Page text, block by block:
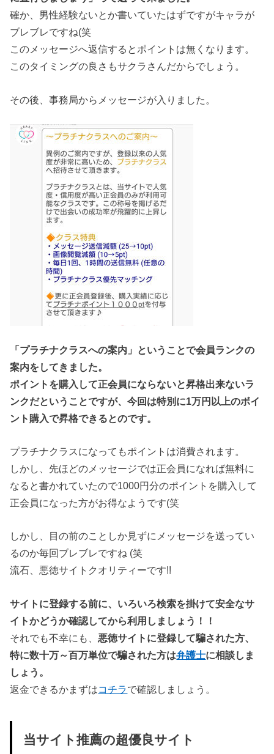
確か、男性経験ないとか書いていたはずですがキャラが
ブレブレですね(笑
このメッセージへ返信するとポイントは無くなります。
このタイミングの良さもサクラさんだからでしょう。
その後、事務局からメッセージが入りました。
「プラチナクラスへの案内」ということで会員ランクの
案内をしてきました。
ポイントを購入して正会員にならないと昇格出来ないラ
ンクだということですが、今回は特別に1万円以上のボイ
ント購入で昇格できるとのです。
プラチナクラスになってもポイントは消費されます。
しかし、先ほどのメッセージでは正会員になれば無料に
なると書かれていたので1000円分のポイントを購入して
正会員になった方がお得なようです(笑
しかし、目の前のことしか見ずにメッセージを送ってい
るのか毎回ブレブレですね (笑
流石、悪徳サイトクオリティーです!!
サイトに登録する前に、いろいろ検索を掛けて安全なサ
イトかどうか確認してから利用しましょう！！
それでも不幸にも、 悪徳サイトに登録して騙された方、
特に数十万～百万単位で騙された方は弁護士に相談しま
しょう。
返金できるかまずはコチラで確認しましょう。
当サイト推薦の超優良サイト